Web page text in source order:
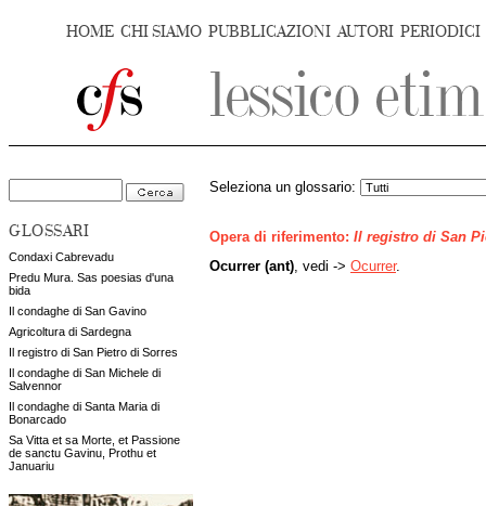
HOME CHI SIAMO PUBBLICAZIONI AUTORI PERIODICI
GLOSSARI
Condaxi Cabrevadu
Predu Mura. Sas poesias d'una
bida
Il condaghe di San Gavino
Agricoltura di Sardegna
Il registro di San Pietro di Sorres
Il condaghe di San Michele di
Salvennor
Il condaghe di Santa Maria di
Bonarcado
Sa Vitta et sa Morte, et Passione
de sanctu Gavinu, Prothu et
Januariu
Seleziona un glossario:
Opera di riferimento: Il registro di San
Ocurrer (ant) , vedi -> Ocurrer.